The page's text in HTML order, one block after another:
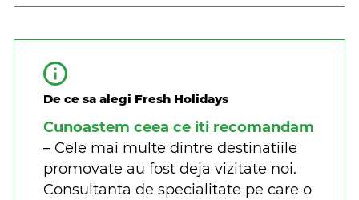
De ce sa alegi Fresh Holidays
Cunoastem ceea ce iti recomandam
– Cele mai multe dintre destinatiile
promovate au fost deja vizitate noi.
Consultanta de specialitate pe care o